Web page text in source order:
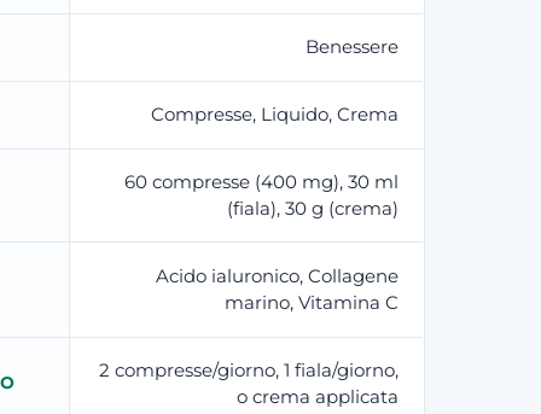
Benessere
Compresse, Liquido, Crema
60 compresse (400 mg), 30 ml
(fiala), 30 g (crema)
Acido ialuronico, Collagene
marino, Vitamina C
2 compresse/giorno, 1 fiala/giorno,
o crema applicata